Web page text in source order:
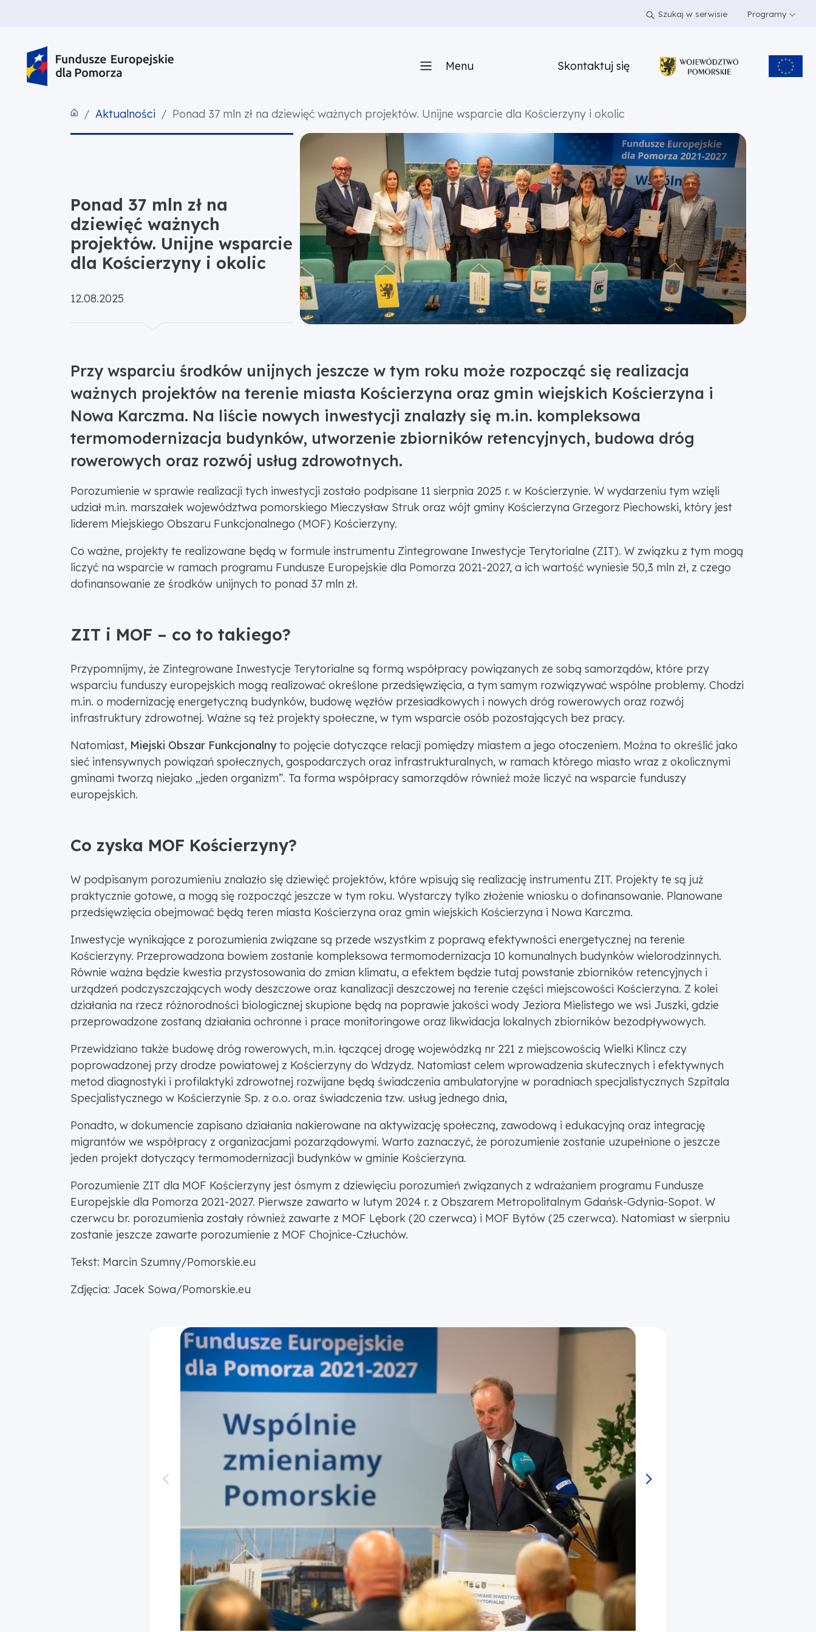
Szukaj w serwisie Programy
Menu Skontaktuj się
Aktualności Ponad 37 mln zł na dziewięć ważnych projektów. Unijne wsparcie dla Kościerzyny i okolic
Ponad 37 mln zł na
dziewięć ważnych
projektów. Unijne wsparcie
dla Kościerzyny i okolic
Opublikowano:
12.08.2025
Przy wsparciu środków unijnych jeszcze w tym roku może rozpocząć się realizacja
ważnych projektów na terenie miasta Kościerzyna oraz gmin wiejskich Kościerzyna i
Nowa Karczma. Na liście nowych inwestycji znalazły się m.in. kompleksowa
termomodernizacja budynków, utworzenie zbiorników retencyjnych, budowa dróg
rowerowych oraz rozwój usług zdrowotnych.
Porozumienie w sprawie realizacji tych inwestycji zostało podpisane 11 sierpnia 2025 r. w Kościerzynie. W wydarzeniu tym wzięli
udział m.in. marszałek województwa pomorskiego Mieczysław Struk oraz wójt gminy Kościerzyna Grzegorz Piechowski, który jest
liderem Miejskiego Obszaru Funkcjonalnego (MOF) Kościerzyny.
Co ważne, projekty te realizowane będą w formule instrumentu Zintegrowane Inwestycje Terytorialne (ZIT). W związku z tym mogą
liczyć na wsparcie w ramach programu Fundusze Europejskie dla Pomorza 2021-2027, a ich wartość wyniesie 50,3 mln zł, z czego
dofinansowanie ze środków unijnych to ponad 37 mln zł.
ZIT i MOF – co to takiego?
Przypomnijmy, że Zintegrowane Inwestycje Terytorialne są formą współpracy powiązanych ze sobą samorządów, które przy
wsparciu funduszy europejskich mogą realizować określone przedsięwzięcia, a tym samym rozwiązywać wspólne problemy. Chodzi
m.in. o modernizację energetyczną budynków, budowę węzłów przesiadkowych i nowych dróg rowerowych oraz rozwój
infrastruktury zdrowotnej. Ważne są też projekty społeczne, w tym wsparcie osób pozostających bez pracy.
Natomiast, Miejski Obszar Funkcjonalnyto pojęcie dotyczące relacji pomiędzy miastem a jego otoczeniem. Można to określić jako
sieć intensywnych powiązań społecznych, gospodarczych oraz infrastrukturalnych, w ramach którego miasto wraz z okolicznymi
gminami tworzą niejako „jeden organizm”. Ta forma współpracy samorządów również może liczyć na wsparcie funduszy
europejskich.
Co zyska MOF Kościerzyny?
W podpisanym porozumieniu znalazło się dziewięć projektów, które wpisują się realizację instrumentu ZIT. Projekty te są już
praktycznie gotowe, a mogą się rozpocząć jeszcze w tym roku. Wystarczy tylko złożenie wniosku o dofinansowanie. Planowane
przedsięwzięcia obejmować będą teren miasta Kościerzyna oraz gmin wiejskich Kościerzyna i Nowa Karczma.
Inwestycje wynikające z porozumienia związane są przede wszystkim z poprawą efektywności energetycznej na terenie
Kościerzyny. Przeprowadzona bowiem zostanie kompleksowa termomodernizacja 10 komunalnych budynków wielorodzinnych.
Równie ważna będzie kwestia przystosowania do zmian klimatu, a efektem będzie tutaj powstanie zbiorników retencyjnych i
urządzeń podczyszczających wody deszczowe oraz kanalizacji deszczowej na terenie części miejscowości Kościerzyna. Z kolei
działania na rzecz różnorodności biologicznej skupione będą na poprawie jakości wody Jeziora Mielistego we wsi Juszki, gdzie
przeprowadzone zostaną działania ochronne i prace monitoringowe oraz likwidacja lokalnych zbiorników bezodpływowych.
Przewidziano także budowę dróg rowerowych, m.in. łączącej drogę wojewódzką nr 221 z miejscowością Wielki Klincz czy
poprowadzonej przy drodze powiatowej z Kościerzyny do Wdzydz. Natomiast celem wprowadzenia skutecznych i efektywnych
metod diagnostyki i profilaktyki zdrowotnej rozwijane będą świadczenia ambulatoryjne w poradniach specjalistycznych Szpitala
Specjalistycznego w Kościerzynie Sp. z o.o. oraz świadczenia tzw. usług jednego dnia,
Ponadto, w dokumencie zapisano działania nakierowane na aktywizację społeczną, zawodową i edukacyjną oraz integrację
migrantów we współpracy z organizacjami pozarządowymi. Warto zaznaczyć, że porozumienie zostanie uzupełnione o jeszcze
jeden projekt dotyczący termomodernizacji budynków w gminie Kościerzyna.
Porozumienie ZIT dla MOF Kościerzyny jest ósmym z dziewięciu porozumień związanych z wdrażaniem programu Fundusze
Europejskie dla Pomorza 2021-2027. Pierwsze zawarto w lutym 2024 r. z Obszarem Metropolitalnym Gdańsk-Gdynia-Sopot. W
czerwcu br. porozumienia zostały również zawarte z MOF Lębork (20 czerwca) i MOF Bytów (25 czerwca). Natomiast w sierpniu
zostanie jeszcze zawarte porozumienie z MOF Chojnice-Człuchów.
Tekst: Marcin Szumny/Pomorskie.eu
Zdjęcia: Jacek Sowa/Pomorskie.eu